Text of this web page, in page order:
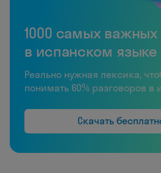
1000 самых важных
в испанском языке
Реально нужная лексика,
понимать 60% разговоров в
Скачать